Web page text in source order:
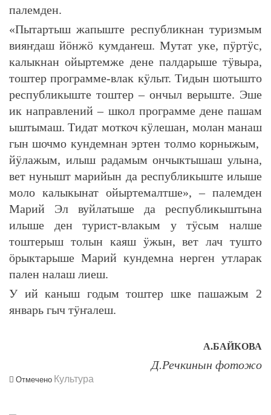
палемден.
«Пытартыш жапыште республикнан туризмым
вияҥдаш йӧнжӧ кумдаҥеш. Мутат уке, пӱртӱс,
калыкнан ойыртемже дене палдарыше тӱвыра,
тоштер программе-влак кӱлыт. Тидын шотышто
республикыште тоштер – ончыл верыште. Эше
ик направлений – школ программе дене пашам
ыштымаш. Тидат моткоч кӱлешан, молан манаш
гын шочмо кундемнан эртен толмо корныжым,
йӱлажым, илыш радамым ончыктышаш улына,
вет нунышт марийын да республикыште илыше
моло калыкынат ойыртемалтше», – палемден
Марий Эл вуйлатыше да республикыштына
илыше ден турист-влакым у тӱсым налше
тоштерыш толын каяш ӱжын, вет лач тушто
ӧрыктарыше Марий кундемна нерген утларак
пален налаш лиеш.
У ий каныш годым тоштер шке пашажым 2
январь гыч тӱҥалеш.
А.БАЙКОВА
Д.Речкинын фотожо
Отмечено Культура